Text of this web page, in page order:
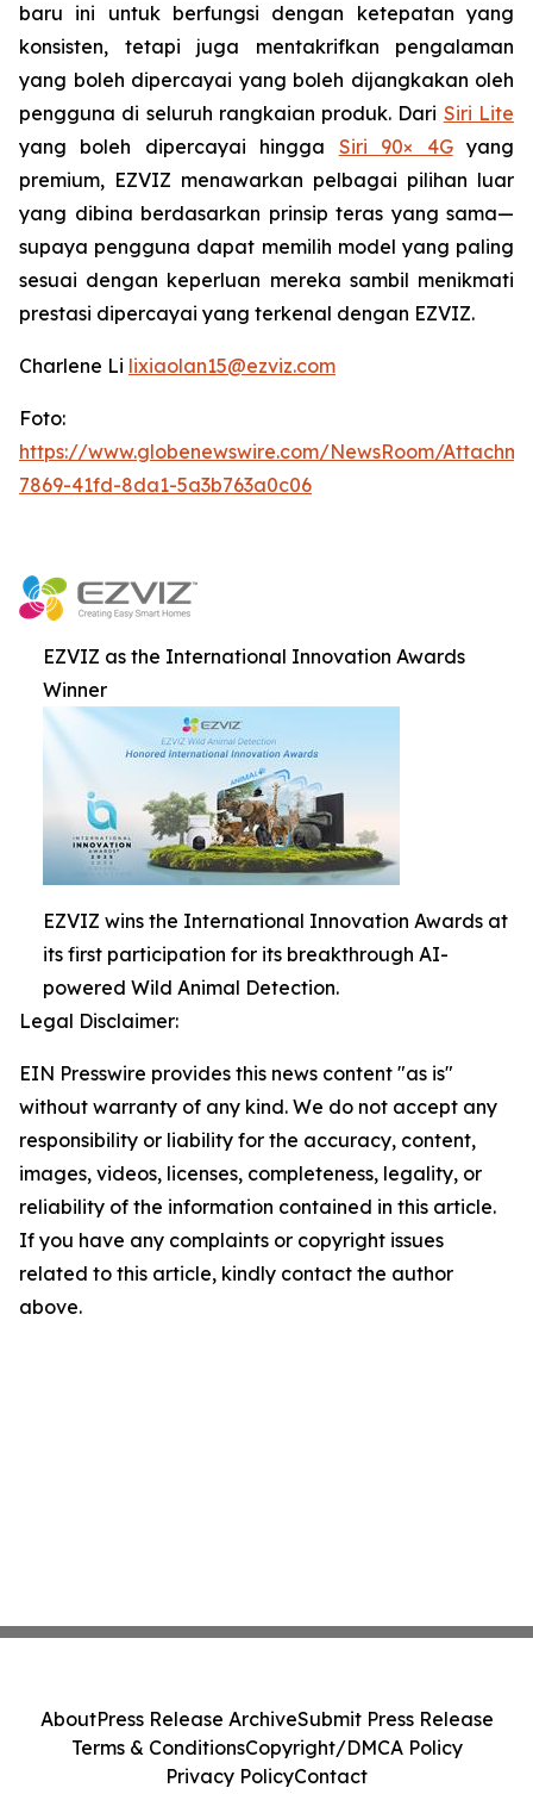
baru ini untuk berfungsi dengan ketepatan yang
konsisten, tetapi juga mentakrifkan pengalaman
yang boleh dipercayai yang boleh dijangkakan oleh
pengguna di seluruh rangkaian produk. Dari Siri Lite
yang boleh dipercayai hingga Siri 90× 4Gyang
premium, EZVIZ menawarkan pelbagai pilihan luar
yang dibina berdasarkan prinsip teras yang sama—
supaya pengguna dapat memilih model yang paling
sesuai dengan keperluan mereka sambil menikmati
prestasi dipercayai yang terkenal dengan EZVIZ.
Charlene Li lixiaolan15@ezviz.com
Foto:
https://www.globenewswire.com/NewsRoom/
7869-41fd-8da1-5a3b763a0c06
EZVIZ as the International Innovation Awards
Winner
EZVIZ wins the International Innovation Awards at
its first participation for its breakthrough AI-
powered Wild Animal Detection.
Legal Disclaimer:
EIN Presswire provides this news content "as is"
without warranty of any kind. We do not accept any
responsibility or liability for the accuracy, content,
images, videos, licenses, completeness, legality, or
reliability of the information contained in this article.
If you have any complaints or copyright issues
related to this article, kindly contact the author
above.
AboutPress Release ArchiveSubmit Press Release
Terms & ConditionsCopyright/DMCA Policy
Privacy PolicyContact